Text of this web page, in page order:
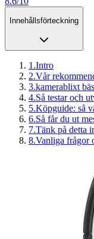
Innehållsförteckning
1 .Intro
2.Vår
3.kamerablixt
4.Så testar och
5.Köpguide: så
6.Så får du ut
7.Tänk på detta
8.Vanliga frågor